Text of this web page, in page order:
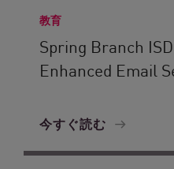
教育
Spring Branch
Enhanced Email
今すぐ読む